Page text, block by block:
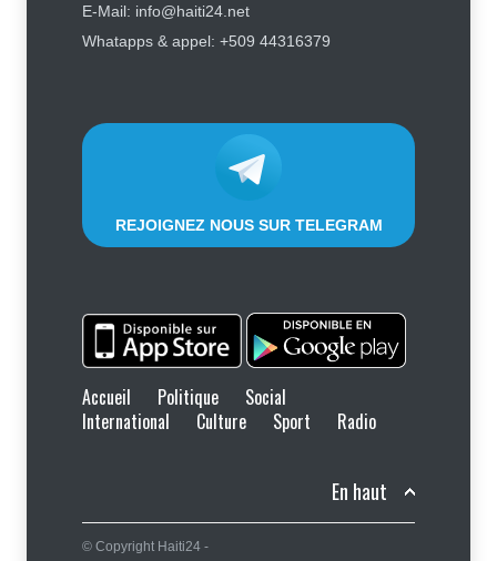
Haïti : les plaintes contre Sunrise
Airways se multiplient, des clients
E-Mail: info@haiti24.net
Whatapps & appel: +509 44316379
REJOIGNEZ NOUS SUR TELEGRAM
Accueil Politique
Social
International
Culture Sport Radio
En haut
© Copyright Haiti24 -